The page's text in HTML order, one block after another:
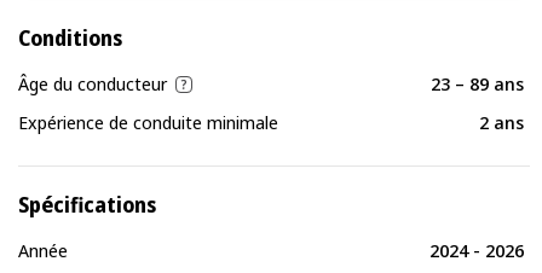
Conditions
Âge du conducteur
23 – 89 ans
Expérience de conduite minimale
2 ans
Spécifications
Année
2024 - 2026